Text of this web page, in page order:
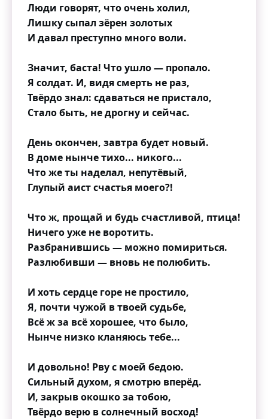
Люди говорят, что очень холил,
Лишку сыпал зёрен золотых
И давал преступно много воли.
Значит, баста! Что ушло — пропало.
Я солдат. И, видя смерть не раз,
Твёрдо знал: сдаваться не пристало,
Стало быть, не дрогну и сейчас.
День окончен, завтра будет новый.
В доме нынче тихо... никого...
Что же ты наделал, непутёвый,
Глупый аист счастья моего?!
Что ж, прощай и будь счастливой, птица!
Ничего уже не воротить.
Разбранившись — можно помириться.
Разлюбивши — вновь не полюбить.
И хоть сердце горе не простило,
Я, почти чужой в твоей судьбе,
Всё ж за всё хорошее, что было,
Нынче низко кланяюсь тебе...
И довольно! Рву с моей бедою.
Сильный духом, я смотрю вперёд.
И, закрыв окошко за тобою,
Твёрдо верю в солнечный восход!